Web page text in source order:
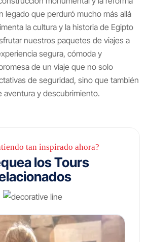
legado que perduró mucho más allá
la cultura y la historia de Egipto
nuestros paquetes de viajes a
segura, cómoda y
de un viaje que no solo
de seguridad, sino que también
aventura y descubrimiento.
tan inspirado ahora?
los Tours